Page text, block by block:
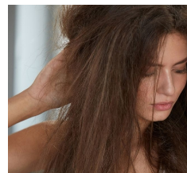
Tổ chức nhân sự
Quốc hội
Nhận diện sự thật